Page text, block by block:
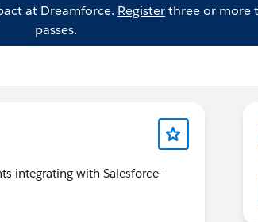
at Dreamforce. Registerthree or more
passes.
integrating with Salesforce -